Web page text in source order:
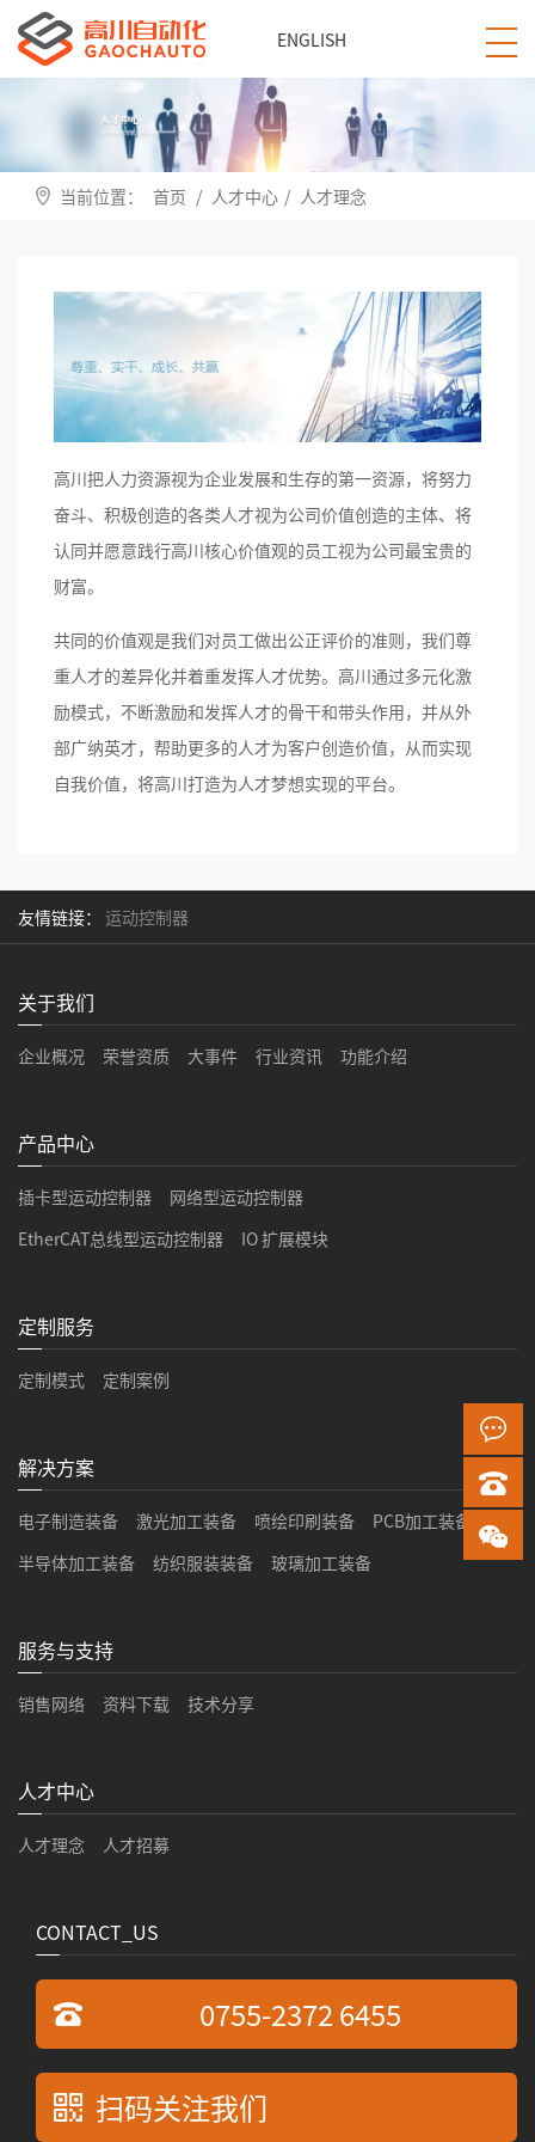
ENGLISH
当前位置： 首页 / 人才中心 / 人才理念
高川把人力资源视为企业发展和生存的第一资源，将努力
奋斗、积极创造的各类人才视为公司价值创造的主体、将
认同并愿意践行高川核心价值观的员工视为公司最宝贵的
财富。
共同的价值观是我们对员工做出公正评价的准则，我们尊
重人才的差异化并着重发挥人才优势。高川通过多元化激
励模式，不断激励和发挥人才的骨干和带头作用，并从外
部广纳英才，帮助更多的人才为客户创造价值，从而实现
自我价值，将高川打造为人才梦想实现的平台。
友情链接： 运动控制器
关于我们
企业概况 荣誉资质 大事件 行业资讯 功能介绍
产品中心
插卡型运动控制器
网络型运动控制器
EtherCAT总线型运动控制器
IO 扩展模块
定制服务
定制模式 定制案例
解决方案
电子制造装备 激光加工装备 喷绘印刷装备
PCB加工装备
半导体加工装备
纺织服装装备 玻璃加工装备
服务与支持
销售网络 资料下载 技术分享
人才中心
人才理念 人才招募
CONTACT_US
0755-2372 6455
扫码关注我们